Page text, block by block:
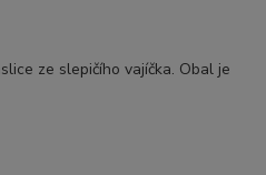
ze slepičího vajíčka. Obal je